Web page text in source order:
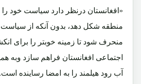
«افغانستان درنظر دارد سیاست خود را
منطقه شکل دهد، بدون آنکه از
منحرف شود تا زمینه خوبتر را برای
اجتماعی افغانستان فراهم سازد وبه
آب رود هیلمند را به امضا رساینده